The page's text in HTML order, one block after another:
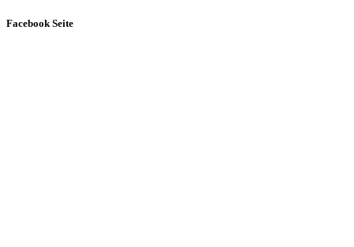
Facebook Seite